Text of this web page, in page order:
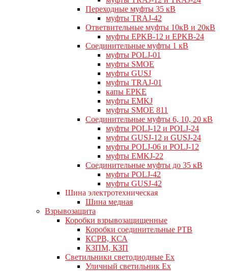
Переходные муфты 35 кВ
муфты TRAJ-42
Ответвительные муфты 10кВ и 20кВ
муфты EPKB-12 и EPKB-24
Cоединительные муфты 1 кВ
муфты POLJ-01
муфты SMOE
муфты GUSJ
муфты TRAJ-01
капы EPKE
муфты EMKJ
муфты SMOE 811
Соединительные муфты 6, 10, 20 кВ
муфты POLJ-12 и POLJ-24
муфты GUSJ-12 и GUSJ-24
муфты POLJ-06 и POLJ-12
муфты EMKJ-22
Соединительные муфты до 35 кВ
муфты POLJ-42
муфты GUSJ-42
Шина электротехническая
Шина медная
Взрывозащита
Коробки взрывозащищенные
Коробки соединительные РТВ
КСРВ, КСА
КЗПМ, КЗП
Светильники светодиодные Ex
Уличный светильник Ex